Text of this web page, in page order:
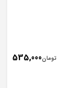
تومان535,000